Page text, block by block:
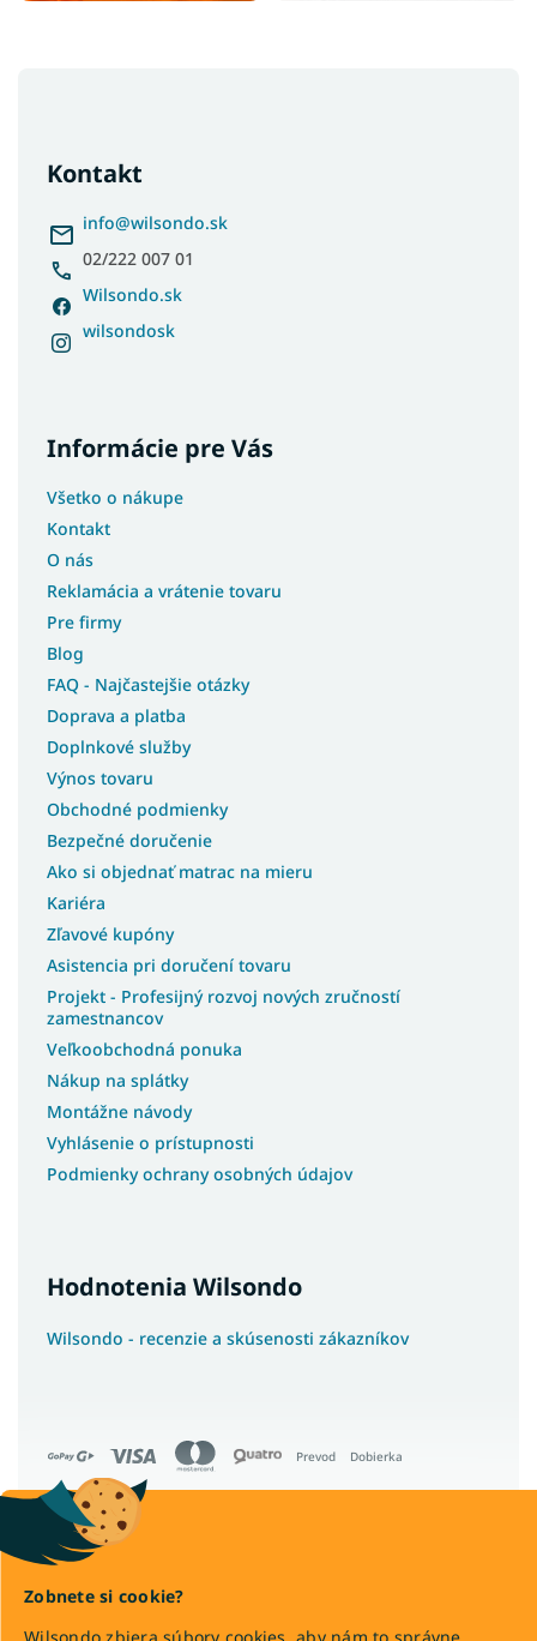
Zobnete si cookie?
Kontakt
info@wilsondo.sk
02/222 007 01
Wilsondo.sk
wilsondosk
Informácie pre Vás
Všetko o nákupe
Kontakt
O nás
Reklamácia a vrátenie tovaru
Pre firmy
Blog
FAQ - Najčastejšie otázky
Doprava a platba
Doplnkové služby
Výnos tovaru
Obchodné podmienky
Bezpečné doručenie
Ako si objednať matrac na mieru
Kariéra
Zľavové kupóny
Asistencia pri doručení tovaru
Projekt - Profesijný rozvoj nových zručností
zamestnancov
Veľkoobchodná ponuka
Nákup na splátky
Montážne návody
Vyhlásenie o prístupnosti
Podmienky ochrany osobných údajov
Hodnotenia Wilsondo
Wilsondo - recenzie a skúsenosti zákazníkov
Prevod Dobierka
Copyright 2026
. Všetky práva vyhradené.